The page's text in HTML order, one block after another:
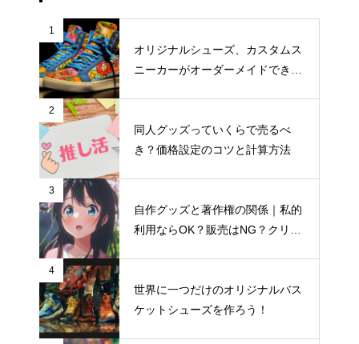
1
オリジナルシューズ、カスタムス
ニーカーがオーダーメイドできる
2
同人グッズっていくらで売るべ
き？価格設定のコツと計算方法
3
自作グッズと著作権の関係｜私的
利用ならOK？販売はNG？クリエ
4
世界に一つだけのオリジナルバス
ケットシューズを作ろう！
マグカップを販売したい！商品
フェイスタオル制作初心者がま